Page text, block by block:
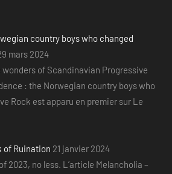
country boys who changed
mars 2024
of Scandinavian Progressive
: the Norwegian country boys who
Rock est apparu en premier sur Le
of Ruination 21 janvier 2024
2023, no less. L’article Melancholia –